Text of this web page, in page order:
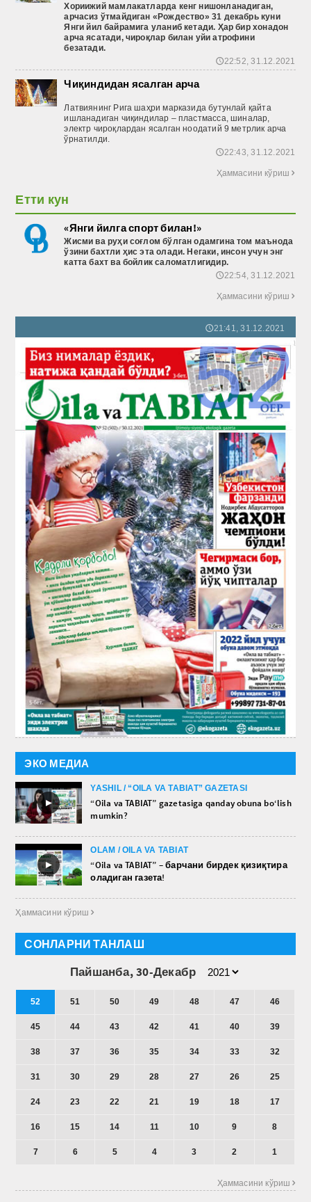
Хориижиймамлакатларда кенг нишонланадиган,
арчасиз ўтмайдиган «Рождество» 31 декабрькуни
Янги йил байрамига уланибкетади. Ҳар бир хонадон
арча ясатади, чироқлар билан уйи атрофини
безатади.
🕔22:52, 31.12.2021
Чиқиндидан ясалган арча
Латвиянинг Рига шаҳри марказида бутунлай қайта
ишланадиган чиқиндилар – пластмасса, шиналар,
электр чироқлардан ясалган ноодатий 9 метрлик арча
ўрнатилди.
🕔22:43, 31.12.2021
Ҳаммасини кўриш
Етти кун
«Янги йилга спорт билан!»
Жисми ва руҳи соғлом бўлган одамгина том маънода
ўзини бахтли ҳис эта олади. Негаки, инсон учун энг
катта бахт ва бойлик саломатлигидир.
🕔22:54, 31.12.2021
Ҳаммасини кўриш
🕔21:41, 31.12.2021
52
ЭКО МЕДИА
►
YASHIL / “OILA VA TABIAT” GAZETASI
“Oila va TABIAT” gazetasiga qanday obuna bo‘lish
mumkin?
►
OLAM / OILA VA TABIAT
“Oila va TABIAT” – барчани бирдек қизиқтира
оладиган газета!
Ҳаммасини кўриш 
СОНЛАРНИ ТАНЛАШ
Пайшанба, 30-Декабр
52 51 50 49 48 47 46
45 44 43 42 41 40 39
38 37 36 35 34 33 32
31 30 29 28 27 26 25
24 23 22 21 19 18 17
16 15 14 11 10 9 8
7 6 5 4 3 2 1
Ҳаммасини кўриш 